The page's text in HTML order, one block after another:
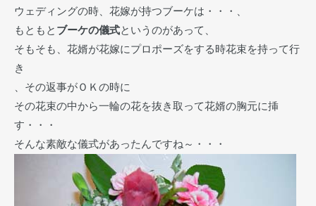
ウェディングの時、花嫁が持つブーケは・・・、
もともと ブーケの儀式というのがあって、
そもそも、花婿が花嫁にプロポーズをする時花束を持って行
き
、その返事がＯＫの時に
その花束の中から一輪の花を抜き取って花婿の胸元に挿
す・・・
そんな素敵な儀式があったんですね～・・・